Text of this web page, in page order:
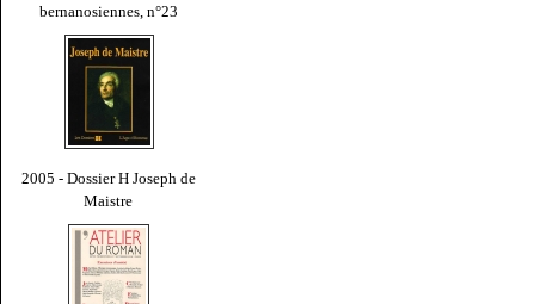
bernanosiennes, n°23
2005 - Dossier H Joseph de
Maistre